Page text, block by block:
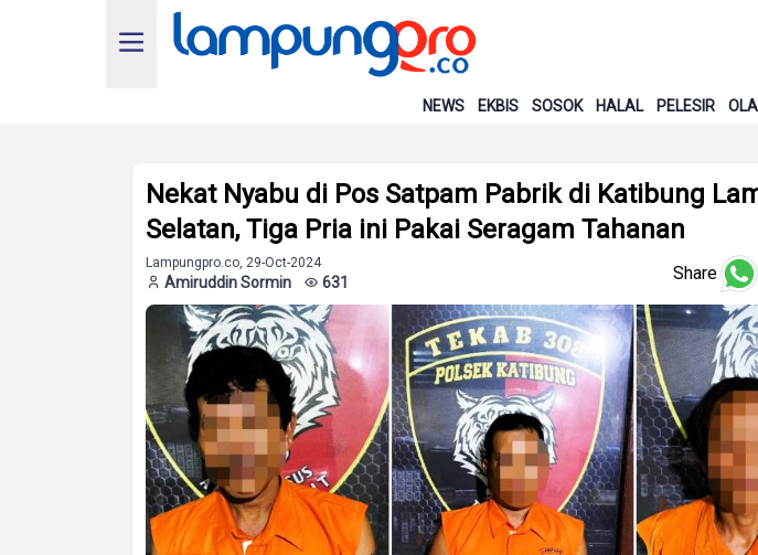
NEWS EKBIS SOSOK HALAL PELESIR
Nekat Nyabu di Pos Satpam Pabrik di Katibung
Selatan, Tiga Pria ini Pakai Seragam Tahanan
Lampungpro.co, 29-Oct-2024
Amiruddin Sormin 631 Share